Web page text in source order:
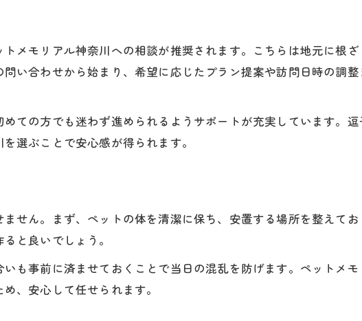
流れとペット火葬の準備方法
ト火葬で心残りないお別れを
続きのコツを徹底解説
続きはペットメモリアル神奈川が安心
ーズなペット火葬のためのコツ
選び方と流れ
ないペット火葬の選び方
ペットメモリアル神奈川が信頼の対応
最適なプランを選ぶポイント
メモリアル神奈川への相談が推奨されます。こちらは地元に根
い合わせから始まり、希望に応じたプラン提案や訪問日時の調
ての方でも迷わず進められるようサポートが充実しています。
選ぶことで安心感が得られます。
せん。まず、ペットの体を清潔に保ち、安置する場所を整えて
と良いでしょう。
も事前に済ませておくことで当日の混乱を防げます。ペットメ
、安心して任せられます。